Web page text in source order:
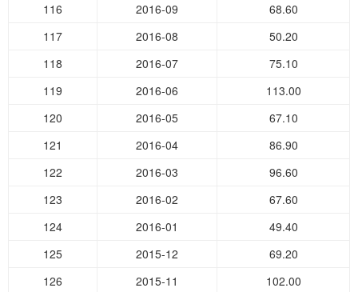
116
2016-09
68.60
117
2016-08
50.20
118
2016-07
75.10
119
2016-06
113.00
120
2016-05
67.10
121
2016-04
86.90
122
2016-03
96.60
123
2016-02
67.60
124
2016-01
49.40
125
2015-12
69.20
126
2015-11 102.00